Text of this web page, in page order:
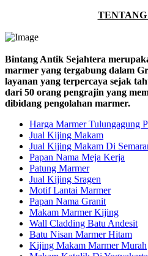
Bintang Antik Sejahtera
marmer yang tergabung dalam
layanan yang terpercaya sejak
dari 50 orang pengrajin yang
dibidang pengolahan marmer.
Harga Marmer Tulungagung
Jual Kijing Makam
Jual Kijing Makam Di
Papan Nama Meja Kerja
Patung Marmer
Jual Kijing Sragen
Motif Lantai Marmer
Papan Nama Granit
Makam Marmer Kijing
Wall Cladding Batu Andesit
Batu Nisan Marmer Hitam
Kijing Makam Marmer Murah